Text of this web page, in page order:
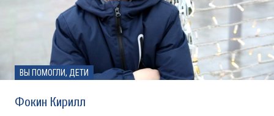
ВЫ ПОМОГЛИ, ДЕТИ
Фокин Кирилл